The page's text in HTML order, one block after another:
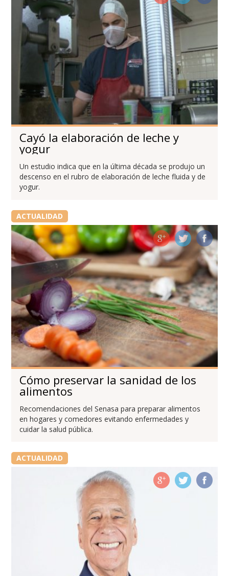
Cayó la elaboración de leche y
yogur
Un estudio indica que en la última década se produjo un
descenso en el rubro de elaboración de leche fluida y de
yogur.
ACTUALIDAD
Cómo preservar la sanidad de los
alimentos
Recomendaciones del Senasa para preparar alimentos
en hogares y comedores evitando enfermedades y
cuidar la salud pública.
ACTUALIDAD